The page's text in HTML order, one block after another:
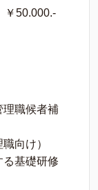
50.000.-
理職候者補
向け）
基礎研修